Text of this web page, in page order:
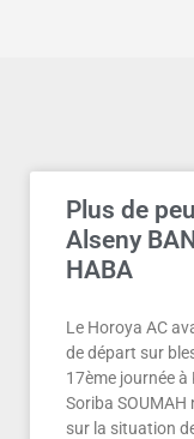
Plus de
Alseny
HABA
Le Horoya AC
de départ sur
17ème journée
Soriba
sur la situation